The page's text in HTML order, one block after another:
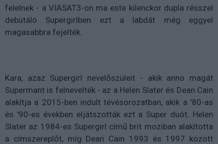
felelnek - a VIASAT3-on ma este kilenckor dupla résszel
debütáló Supergirlben ezt a labdát még eggyel
magasabbra fejelték.
Kara, azaz Supergirl nevelőszüleit - akik anno magát
Supermant is felnevelték - az a Helen Slater és Dean Cain
alakítja a 2015-ben indult tévésorozatban, akik a '80-as
és '90-es években eljátszották ezt a Super duót. Helen
Slater az 1984-es Supergirl című brit moziban alakította
a címszereplőt, míg Dean Cain 1993 és 1997 között